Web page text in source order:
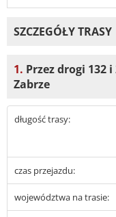
SZCZEGÓŁY TRASY
1. Przez drogi 132
Zabrze
długość trasy:
czas przejazdu:
województwa na trasie: